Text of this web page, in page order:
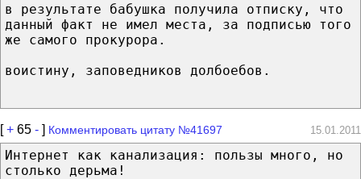
в результате бабушка получила отписку, что
данный факт не имел места, за подписью того
же самого прокурора.
воистину, заповедников долбоебов.
[+ 65 - ] Комментировать цитату №41697 15.01.2011
Интернет как канализация: пользы много, но
столько дерьма!